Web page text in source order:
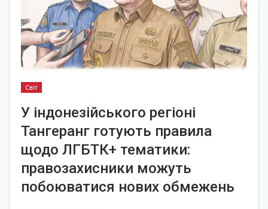
Світ
У індонезійського регіоні
Тангеранг готують правила
щодо ЛГБТК+ тематики:
правозахисники можуть
побоюватися нових обмежень